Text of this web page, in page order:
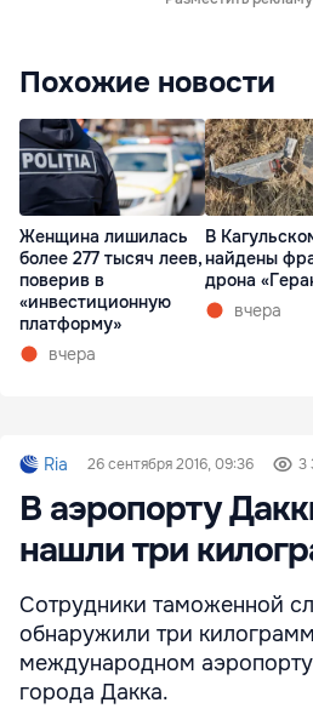
Похожие новости
Женщина лишилась
более 277 тысяч леев,
поверив в
«инвестиционную
платформу»
вчера
В
найдены
дрона
вчера
Ria 26 сентября 2016, 09:36 3
В аэропорту
нашли три
Сотрудники таможенной
обнаружили три
международном
города Дакка.